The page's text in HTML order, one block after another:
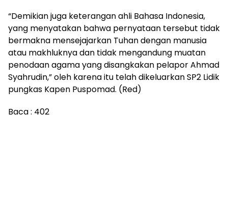
“Demikian juga keterangan ahli Bahasa Indonesia,
yang menyatakan bahwa pernyataan tersebut tidak
bermakna mensejajarkan Tuhan dengan manusia
atau makhluknya dan tidak mengandung muatan
penodaan agama yang disangkakan pelapor Ahmad
Syahrudin,” oleh karena itu telah dikeluarkan SP2 Lidik
pungkas Kapen Puspomad. (Red)
Baca : 402